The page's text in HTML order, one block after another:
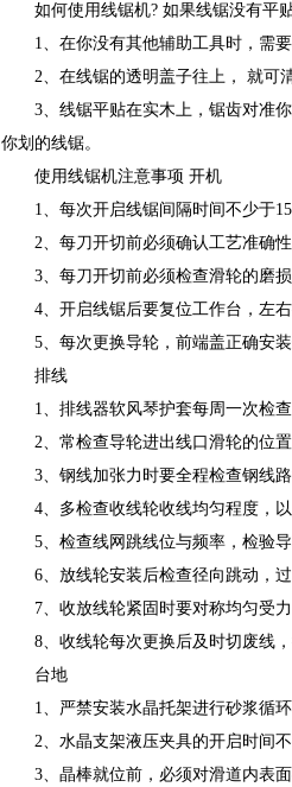
如何使用线锯机? 如果线锯没有平贴
1、在你没有其他辅助工具时，需要
2、在线锯的透明盖子往上， 就可
3、线锯平贴在实木上，锯齿对准你
你划的线锯。
使用线锯机注意事项 开机
1、每次开启线锯间隔时间不少于15
2、每刀开切前必须确认工艺准确性
3、每刀开切前必须检查滑轮的磨损
4、开启线锯后要复位工作台，左右
5、每次更换导轮，前端盖正确安装
排线
1、排线器软风琴护套每周一次检查
2、常检查导轮进出线口滑轮的位置
3、钢线加张力时要全程检查钢线路
4、多检查收线轮收线均匀程度，以
5、检查线网跳线位与频率，检验导
6、放线轮安装后检查径向跳动，过
7、收放线轮紧固时要对称均匀受力
8、收线轮每次更换后及时切废线，
台地
1、严禁安装水晶托架进行砂浆循环
2、水晶支架液压夹具的开启时间不
3、晶棒就位前，必须对滑道内表面